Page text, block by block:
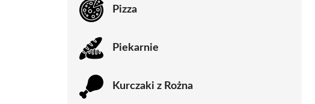
Pizza
Piekarnie
Kurczaki z Rożna